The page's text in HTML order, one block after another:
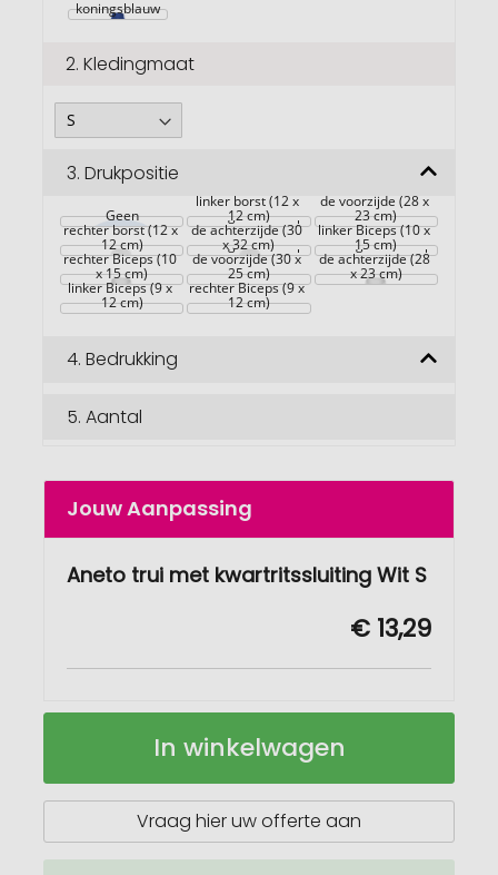
koningsblauw
2. Kledingmaat
3. Drukpositie
Geen
linker borst (12 x
12 cm)
de voorzijde (28 x
23 cm)
rechter borst (12 x
12 cm)
Grote gebieden op
de achterzijde (30
x 32 cm)
linker Biceps (10 x
15 cm)
rechter Biceps (10
x 15 cm)
Grote gebieden op
de voorzijde (30 x
25 cm)
Grote gebieden op
de achterzijde (28
x 23 cm)
linker Biceps (9 x
12 cm)
rechter Biceps (9 x
12 cm)
4. Bedrukking
5. Aantal
Jouw Aanpassing
Aneto trui met kwartritssluiting Wit S
€ 13,29
Viertelreißverschluss
In winkelwagen
Vraag hier uw offerte aan